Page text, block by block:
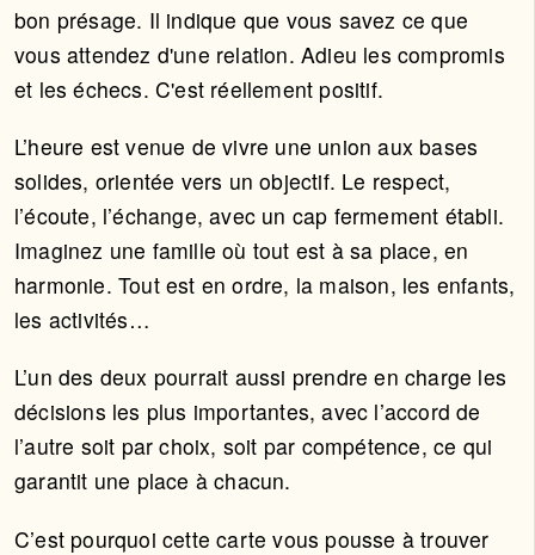
bon présage. Il indique que vous savez ce que
vous attendez d'une relation. Adieu les compromis
et les échecs. C'est réellement positif.
L’heure est venue de vivre une union aux bases
solides, orientée vers un objectif. Le respect,
l’écoute, l’échange, avec un cap fermement établi.
Imaginez une famille où tout est à sa place, en
harmonie. Tout est en ordre, la maison, les enfants,
les activités…
L’un des deux pourrait aussi prendre en charge les
décisions les plus importantes, avec l’accord de
l’autre soit par choix, soit par compétence, ce qui
garantit une place à chacun.
C’est pourquoi cette carte vous pousse à trouver